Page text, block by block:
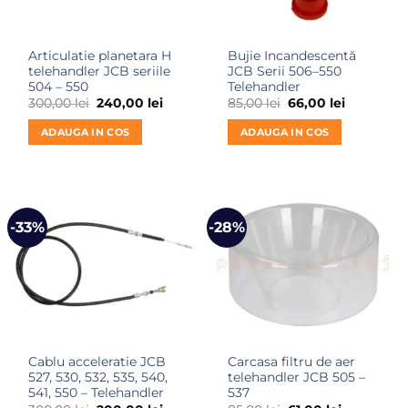
Articulatie planetara H
telehandler JCB seriile
504 – 550
300,00lei Prețul
inițial
a
fost:
300,00 lei.
240,00 leiPrețul
ADAUGA IN COS
Bujie Incandescentă
JCB Serii 506–550
Telehandler
85,00lei Prețul
inițial
a
fost:
85,00 lei.
66,00 leiPrețul
ADAUGA IN COS
-33%
Cablu acceleratie JCB
527, 530, 532, 535, 540,
541, 550 – Telehandler
-28%
Carcasa filtru de aer
telehandler JCB 505 –
537